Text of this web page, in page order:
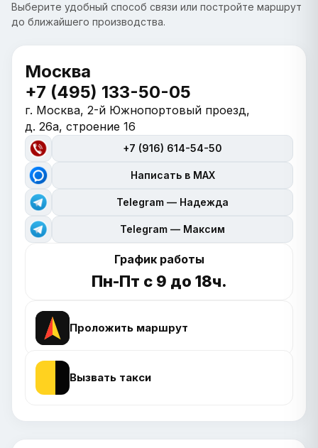
Выберите удобный способ связи или постройте маршрут
до ближайшего производства.
Москва
+7 (495) 133-50-05
г. Москва, 2-й Южнопортовый проезд,
д. 26а, строение 16
+7 (916) 614-54-50
Написать в MAX
Telegram — Надежда
Telegram — Максим
График работы
Пн-Пт с 9 до 18ч.
Проложить маршрут
Вызвать такси